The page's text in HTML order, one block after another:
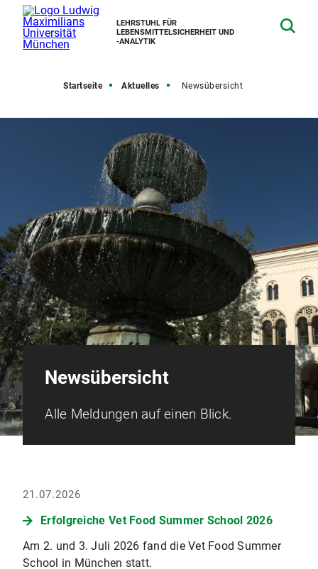
LEHRSTUHL FÜR
LEBENSMITTELSICHERHEIT UND
‑ANALYTIK
Startseite Aktuelles Newsübersicht
Newsübersicht
Alle Meldungen auf einen Blick.
21.07.2026
Erfolgreiche Vet Food Summer School 2026
Am 2. und 3. Juli 2026 fand die Vet Food Summer
School in München statt.